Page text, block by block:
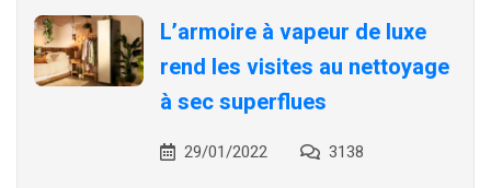
L’armoire à vapeur de luxe
rend les visites au nettoyage
à sec superflues
29/01/2022 3138